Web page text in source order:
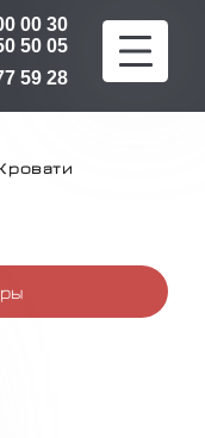
00 30
50 05
59 28